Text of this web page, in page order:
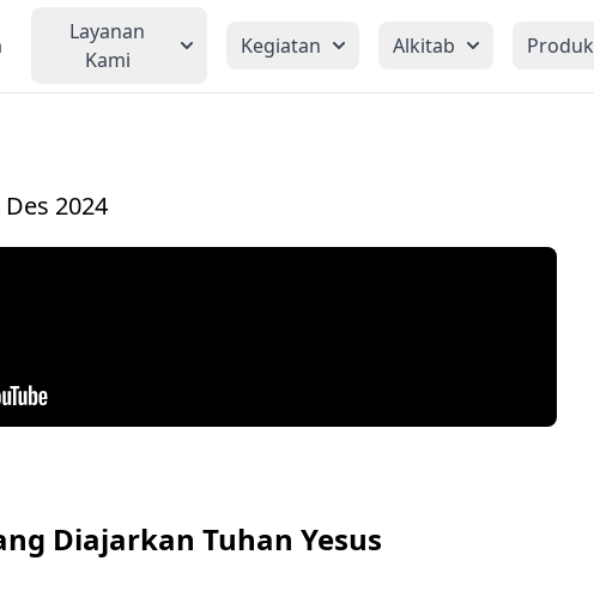
Layanan
Kami
Kegiatan Alkitab Produk
2024
Diajarkan Tuhan Yesus